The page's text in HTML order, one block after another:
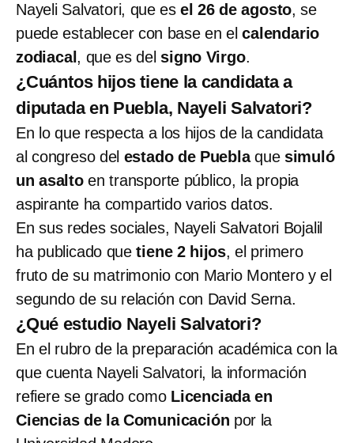
Nayeli Salvatori, que esel 26 de agosto, se
puede establecer con base en elcalendario
zodiacal , que es del signo Virgo.
¿Cuántos hijos tiene la candidata a
diputada en Puebla, Nayeli Salvatori?
En lo que respecta a los hijos de la candidata
al congreso del estado de Pueblaque simuló
un asaltoen transporte público, la propia
aspirante ha compartido varios datos.
En sus redes sociales, Nayeli Salvatori Bojalil
ha publicado quetiene 2 hijos, el primero
fruto de su matrimonio con Mario Montero y el
segundo de su relación con David Serna.
¿Qué estudio Nayeli Salvatori?
En el rubro de la preparación académica con la
que cuenta Nayeli Salvatori, la información
refiere se grado como Licenciada en
Ciencias de la Comunicación por la